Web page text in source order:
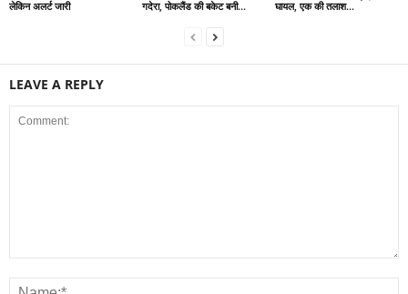
लेकिन अलर्ट जारी
गदेरा, पोकलैंड की बकेट बनी...
घायल, एक की तलाश...
LEAVE A REPLY